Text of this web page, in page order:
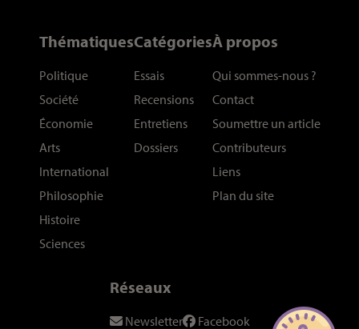
Thématiques
Politique
Société
Économie
Arts
International
Philosophie
Histoire
Sciences
Catégories
Essais
Recensions
Entretiens
Dossiers
À propos
Qui sommes-nous ?
Contact
Soumettre un article
Contributeurs
Liens
Plan du site
Réseaux
Newsletter Facebook